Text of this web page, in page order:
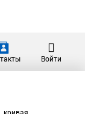
Войти